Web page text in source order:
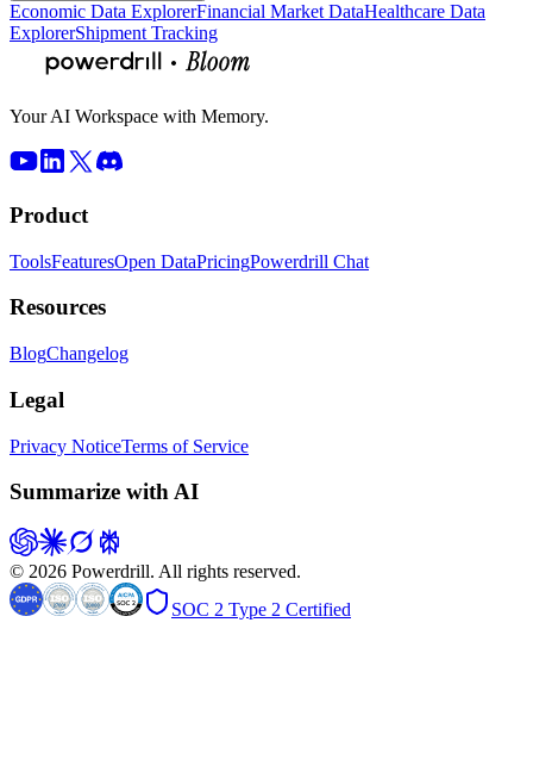
Economic Data ExplorerFinancial Market DataHealthcare Data
ExplorerShipment Tracking
Your AI Workspace with Memory.
Product
ToolsFeaturesOpen DataPricingPowerdrill Chat
Resources
BlogChangelog
Legal
Privacy NoticeTerms of Service
Summarize with AI
© 2026 Powerdrill. All rights reserved.
SOC 2 Type 2 Certified